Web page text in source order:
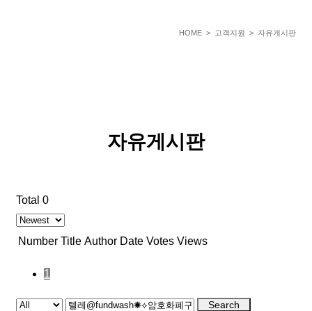
HOME > 고객지원 > 자유게시판
자유게시판
Total 0
Number Title Author Date Votes Views
1
Search